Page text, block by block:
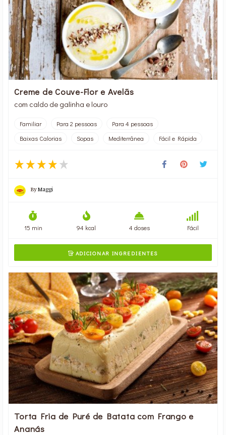
Creme de Couve-Flor e Avelãs
com caldo de galinha e louro
Familiar Para 2 pessoas
Para 4 pessoas
Baixas Calorias
Sopas Mediterrânea Fácil e Rápida
ByMaggi
15 min 94 kcal 4 doses Fácil
ADICIONAR INGREDIENTES
Torta Fria de Puré de Batata com Frango e
Ananás